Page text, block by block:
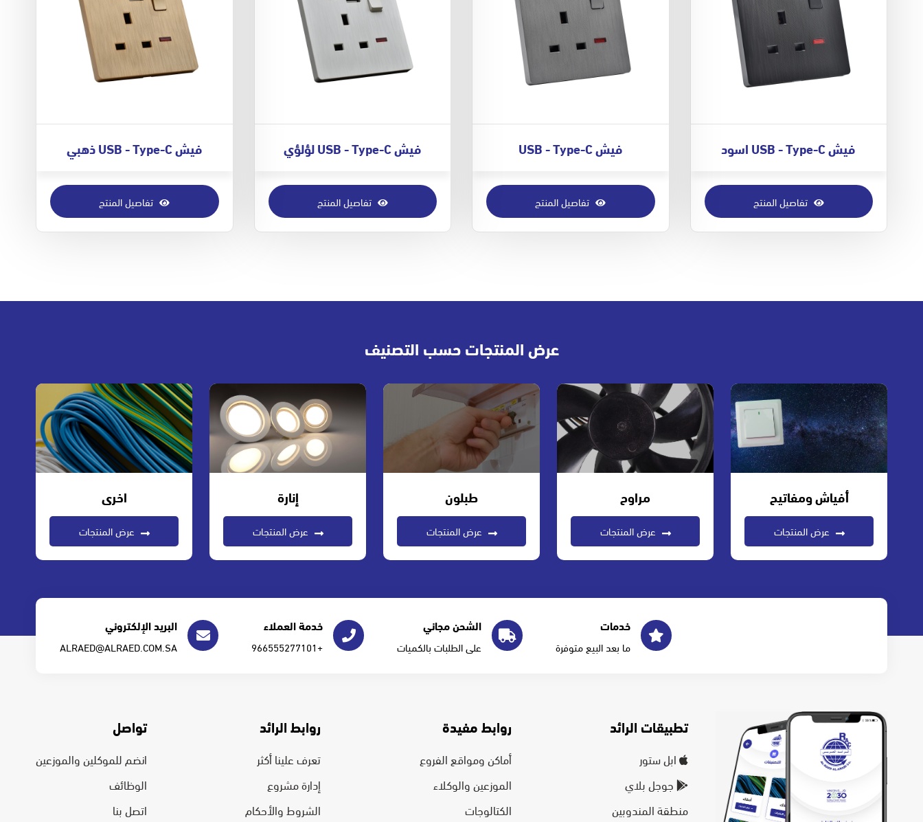
فيش USB - Type-C اسود
تفاصيل المنتج
فيش USB - Type-C
تفاصيل المنتج
فيش USB - Type-C لؤلؤي
تفاصيل المنتج
فيش USB - Type-C ذهبي
تفاصيل المنتج
عرض المنتجات حسب التصنيف
أفياش ومفاتيح
عرض المنتجات
مراوح
عرض المنتجات
طبلون
عرض المنتجات
إنارة
عرض المنتجات
اخرى
عرض المنتجات
خدمات
ما بعد البيع متوفرة
الشحن مجاني
على الطلبات بالكميات
خدمة العملاء
+966555277101
البريد الإلكتروني
ALRAED@ALRAED.COM.SA
تطبيقات الرائد
ابل ستور
جوجل بلاي
منطقة المندوبين
روابط مفيدة
أماكن ومواقع الفروع
الموزعين والوكلاء
الكتالوجات
روابط الرائد
تعرف علينا أكثر
إدارة مشروع
الشروط والأحكام
تواصل
انضم للموكلين والموزعين
الوظائف
اتصل بنا